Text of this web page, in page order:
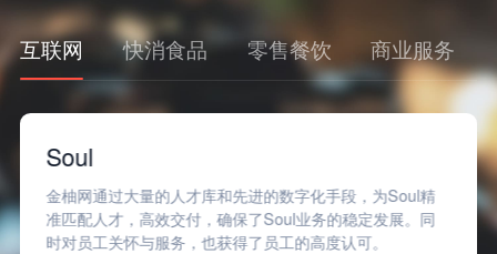
互联网 快消食品 零售餐饮 商业服务
Soul
金柚网通过大量的人才库和先进的数字化手段，为Soul精
准匹配人才，高效交付，确保了Soul业务的稳定发展。同
时对员工关怀与服务，也获得了员工的高度认可。